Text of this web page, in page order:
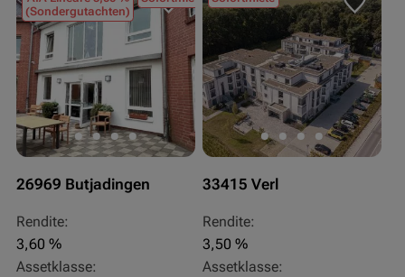
(Sondergutachten)
26969 Butjadingen
Rendite:
3,60 %
Assetklasse:
33415 Verl
Rendite:
3,50 %
Assetklasse: